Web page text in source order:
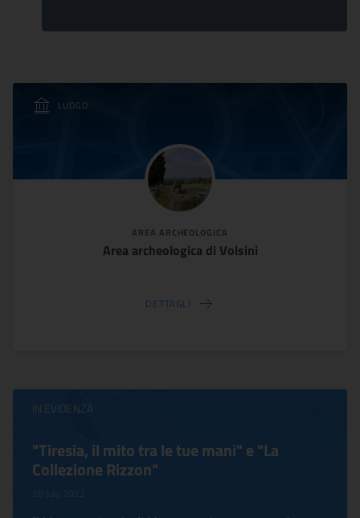
LUOGO
AREA ARCHEOLOGICA
Area archeologica di Volsini
DETTAGLI
IN EVIDENZA
"Tiresia, il mito tra le tue mani" e "La
Collezione Rizzon"
28 July 2022